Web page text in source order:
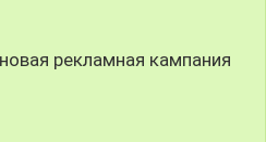
рекламная кампания